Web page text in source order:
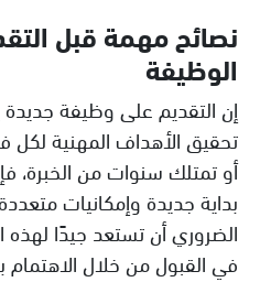
نصائح مهمة قبل
الوظيفة
إن التقديم على وظيفة
تحقيق الأهداف المهنية
أو تمتلك سنوات من
بداية جديدة وإمكانيات
الضروري أن تستعد جيدًا
في القبول من خلال